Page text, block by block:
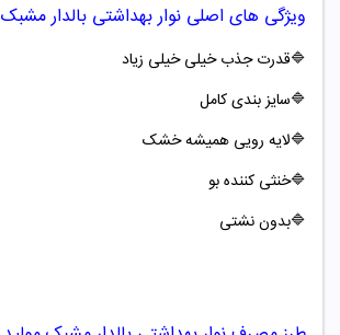
ویژگی های اصلی نوار بهداشتی بالدار مشبک
🔷قدرت جذب خیلی خیلی زیاد
🔷سایز بندی کامل
🔷لایه رویی همیشه خشک
🔷خنثی کننده بو
🔷بدون نشتی